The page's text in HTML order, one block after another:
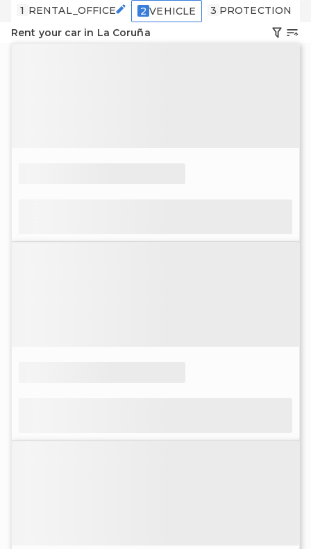
1 RENTAL_OFFICE 2 VEHICLE 3 PROTECTION
Rent your car in La Coruña